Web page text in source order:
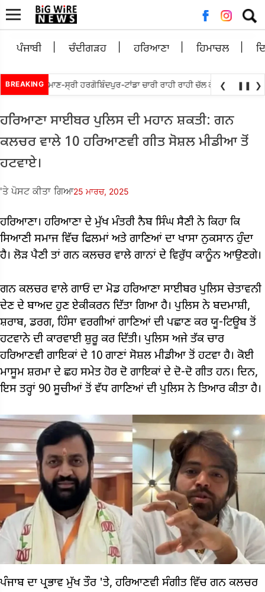
ਲਈ
ਖੋਜ:
ਪੰਜਾਬੀ ਚੰਦੀਗੜਹ ਹਰਿਆਣਾ ਹਿਮਾਚਲ
BREAKINGਵਲੋਘੁਮਾਣ-ਸ੍ਰੀ ਹਰਗੋਬਿੰਦਪੁਰ-ਟਾਂਡਾ ਚਾਰੀ ਰਾਹੀ ਰਾਹੀ ਚੱਲ ਕੇ ਮੁੜ ਅਲਾਟ
❮ ❚❚ ❯
ਹਰਿਆਣਾ ਸਾਈਬਰ ਪੁਲਿਸ ਦੀ ਮਹਾਨ ਸ਼ਕਤੀ: ਗਨ
ਕਲਚਰ ਵਾਲੇ 10 ਹਰਿਆਣਵੀ ਗੀਤ ਸੋਸ਼ਲ ਮੀਡੀਆ ਤੋਂ
ਹਟਵਾਏ।
'ਤੇ ਪੋਸਟ ਕੀਤਾ ਗਿਆ25 ਮਾਰਚ, 2025
ਹਰਿਆਣਾ। ਹਰਿਆਣਾ ਦੇ ਮੁੱਖ ਮੰਤਰੀ ਨੈਬ ਸਿੰਘ ਸੈਣੀ ਨੇ ਕਿਹਾ ਕਿ
ਸਿਆਣੀ ਸਮਾਜ ਵਿੱਚ ਫਿਲਮਾਂ ਅਤੇ ਗਾਣਿਆਂ ਦਾ ਖਾਸਾ ਨੁਕਸਾਨ ਹੁੰਦਾ
ਹੈ। ਲੋੜ ਪੈਣੀ ਤਾਂ ਗਨ ਕਲਚਰ ਵਾਲੇ ਗਾਨਾਂ ਦੇ ਵਿਰੁੱਧ ਕਾਨੂੰਨ ਆਉਣਗੇ।
ਗਨ ਕਲਚਰ ਵਾਲੇ ਗਾਓਂ ਦਾ ਮੋਡ ਹਰਿਆਣਾ ਸਾਈਬਰ ਪੁਲਿਸ ਚੇਤਾਵਨੀ
ਦੇਣ ਦੇ ਬਾਅਦ ਹੁਣ ਏਕੀਕਰਨ ਦਿੱਤਾ ਗਿਆ ਹੈ। ਪੁਲਿਸ ਨੇ ਬਦਮਾਸ਼ੀ,
ਸ਼ਰਾਬ, ਡਰਗ, ਹਿੰਸਾ ਵਰਗੀਆਂ ਗਾਣਿਆਂ ਦੀ ਪਛਾਣ ਕਰ ਯੂ-ਟਿਊਬ ਤੋਂ
ਹਟਵਾਨੇ ਦੀ ਕਾਰਵਾਈ ਸ਼ੁਰੂ ਕਰ ਦਿੱਤੀ। ਪੁਲਿਸ ਅਜੇ ਤੱਕ ਚਾਰ
ਹਰਿਆਣਵੀ ਗਾਇਕਾਂ ਦੇ 10 ਗਾਣਾਂ ਸੋਸ਼ਲ ਮੀਡੀਆ ਤੋਂ ਹਟਵਾ ਹੈ। ਕੋਈ
ਮਾਸੂਮ ਸ਼ਰਮਾ ਦੇ ਛਹ ਸਮੇਤ ਹੋਰ ਦੋ ਗਾਇਕਾਂ ਦੇ ਦੋ-ਦੋ ਗੀਤ ਹਨ। ਦਿਨ,
ਇਸ ਤਰ੍ਹਾਂ 90 ਸੂਚੀਆਂ ਤੋਂ ਵੱਧ ਗਾਣਿਆਂ ਦੀ ਪੁਲਿਸ ਨੇ ਤਿਆਰ ਕੀਤਾ ਹੈ।
ਪੰਜਾਬ ਦਾ ਪ੍ਰਭਾਵ ਮੁੱਖ ਤੌਰ 'ਤੇ, ਹਰਿਆਣਵੀ ਸੰਗੀਤ ਵਿੱਚ ਗਨ ਕਲਚਰ